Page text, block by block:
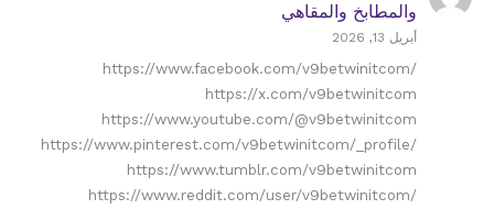
والمطابخ والمقاهي
أبريل 13, 2026
https://www.facebook.com/v9betwinitcom/
https://x.com/v9betwinitcom
https://www.youtube.com/@v9betwinitcom
https://www.pinterest.com/v9betwinitcom/_profile/
https://www.tumblr.com/v9betwinitcom
https://www.reddit.com/user/v9betwinitcom/